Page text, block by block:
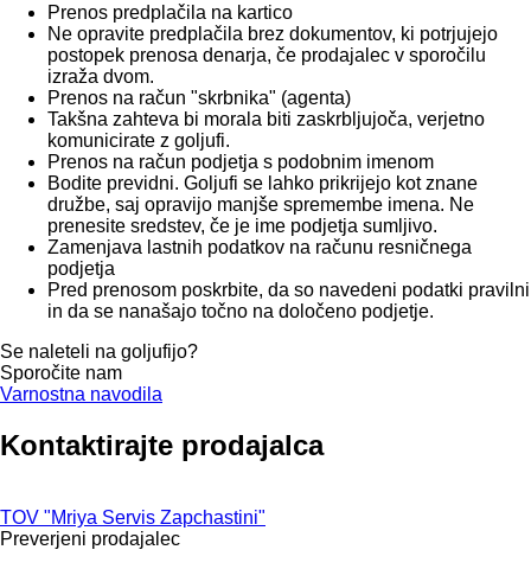
Prenos predplačila na kartico
Ne opravite predplačila brez dokumentov, ki potrjujejo
postopek prenosa denarja, če prodajalec v sporočilu
izraža dvom.
Prenos na račun "skrbnika" (agenta)
Takšna zahteva bi morala biti zaskrbljujoča, verjetno
komunicirate z goljufi.
Prenos na račun podjetja s podobnim imenom
Bodite previdni. Goljufi se lahko prikrijejo kot znane
družbe, saj opravijo manjše spremembe imena. Ne
prenesite sredstev, če je ime podjetja sumljivo.
Zamenjava lastnih podatkov na računu resničnega
podjetja
Pred prenosom poskrbite, da so navedeni podatki pravilni
in da se nanašajo točno na določeno podjetje.
Se naleteli na goljufijo?
Sporočite nam
Varnostna navodila
Kontaktirajte prodajalca
TOV "Mriya Servis Zapchastini"
Preverjeni prodajalec